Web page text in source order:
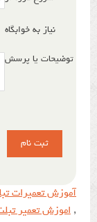
نیاز به خوابگاه
توضیحات یا پرسش
آموزش تعمیرات
, اموزش تعمیر